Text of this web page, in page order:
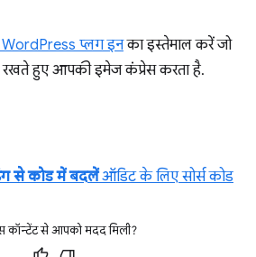
प्लग इनका इस्तेमाल करें जो
रखते हुए आपकी इमेज कंप्रेस करता है.
से कोड में बदलेंऑडिट के लिए सोर्स कोड
कॉन्टेंट से आपको मदद मिली?